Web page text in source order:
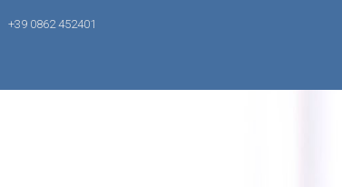
+39 0862 452401